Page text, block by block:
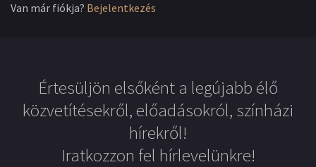
Van már fiókja? Bejelentkezés
Értesüljön elsőként a legújabb élő
közvetítésekről, előadásokról, színházi
hírekről!
Iratkozzon fel hírlevelünkre!